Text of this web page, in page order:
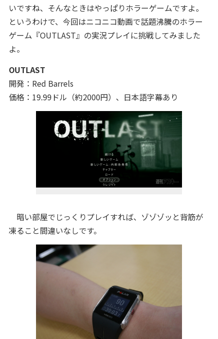
いですね、そんなときはやっぱりホラーゲームですよ。
というわけで、今回はニコニコ動画で話題沸騰のホラー
ゲーム『OUTLAST』の実況プレイに挑戦してみました
よ。
OUTLAST
開発：Red Barrels
価格：19.99ドル（約2000円）、日本語字幕あり
暗い部屋でじっくりプレイすれば、ゾゾゾッと背筋が
凍ること間違いなしです。